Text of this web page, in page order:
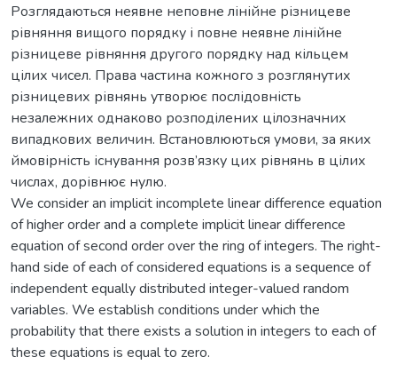
Розглядаються неявне неповне лінійне різницеве
рівняння вищого порядку і повне неявне лінійне
різницеве рівняння другого порядку над кільцем
цілих чисел. Права частина кожного з розглянутих
різницевих рівнянь утворює послідовність
незалежних однаково розподілених цілозначних
випадкових величин. Встановлюються умови, за яких
ймовірність існування розв’язку цих рівнянь в цілих
числах, дорівнює нулю.
We consider an implicit incomplete linear difference equation
of higher order and a complete implicit linear difference
equation of second order over the ring of integers. The right-
hand side of each of considered equations is a sequence of
independent equally distributed integer-valued random
variables. We establish conditions under which the
probability that there exists a solution in integers to each of
these equations is equal to zero.